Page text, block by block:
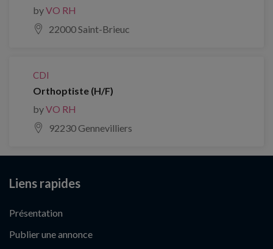
byVO RH
22000 Saint-Brieuc
CDI
Orthoptiste (H/F)
byVO RH
92230 Gennevilliers
Liens rapides
Présentation
Publier une annonce